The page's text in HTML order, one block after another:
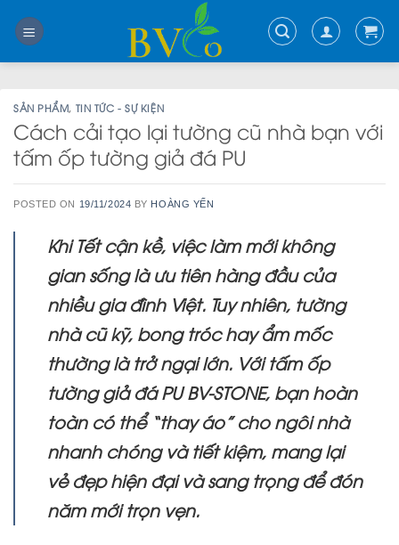
SẢN PHẨM, TIN TỨC - SỰ KIỆN
Cách cải tạo lại tường cũ nhà bạn với
tấm ốp tường giả đá PU
POSTED ON 19/11/2024 BY HOÀNG YẾN
Khi Tết cận kề, việc làm mới không
gian sống là ưu tiên hàng đầu của
nhiều gia đình Việt. Tuy nhiên, tường
nhà cũ kỹ, bong tróc hay ẩm mốc
thường là trở ngại lớn. Vớitấm ốp
tường giả đá PUBV-STONE, bạn hoàn
toàn có thể “thay áo” cho ngôi nhà
nhanh chóng và tiết kiệm, mang lại
vẻ đẹp hiện đại và sang trọng để đón
năm mới trọn vẹn.